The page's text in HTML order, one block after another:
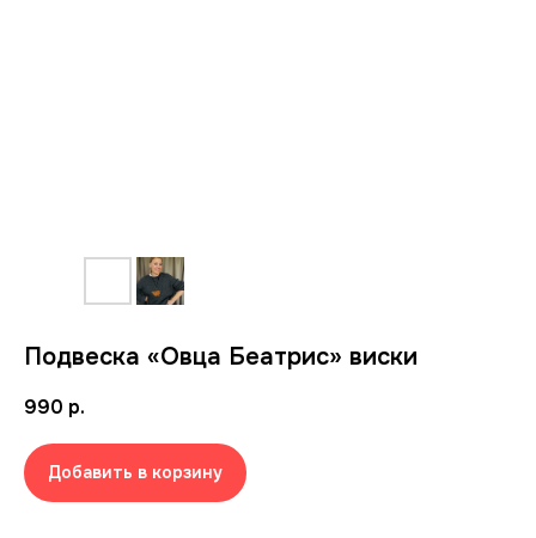
Подвеска «Овца Беатрис» виски
990 р.
Добавить в корзину